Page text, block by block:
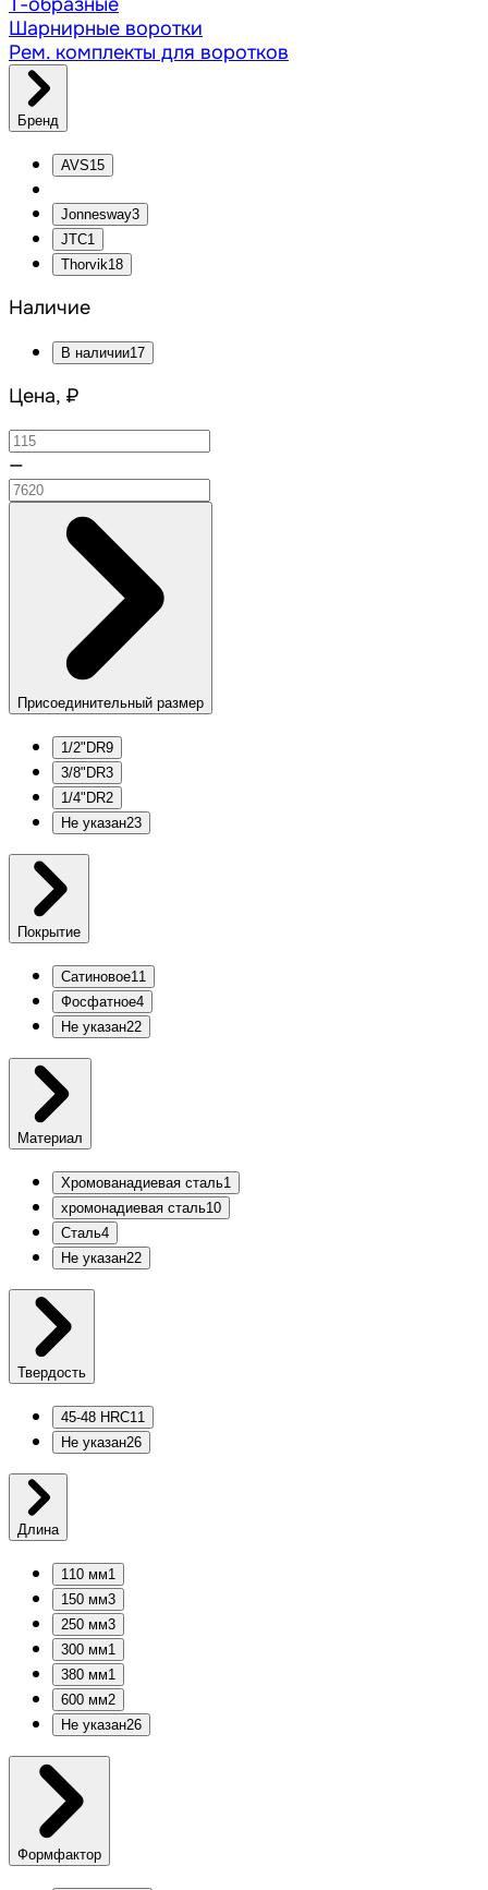
Шарнирные воротки
Рем. комплекты для воротков
Бренд
AVS15
Jonnesway3
JTC1
Thorvik18
Наличие
В наличии17
Цена, ₽
—
Присоединительный размер
1/2"DR9
3/8"DR3
1/4"DR2
Не указан23
Покрытие
Сатиновое11
Фосфатное4
Не указан22
Материал
Хромованадиевая сталь1
хромонадиевая сталь10
Сталь4
Не указан22
Твердость
45-48 HRC11
Не указан26
Длина
110 мм1
150 мм3
250 мм3
300 мм1
380 мм1
600 мм2
Не указан26
Формфактор